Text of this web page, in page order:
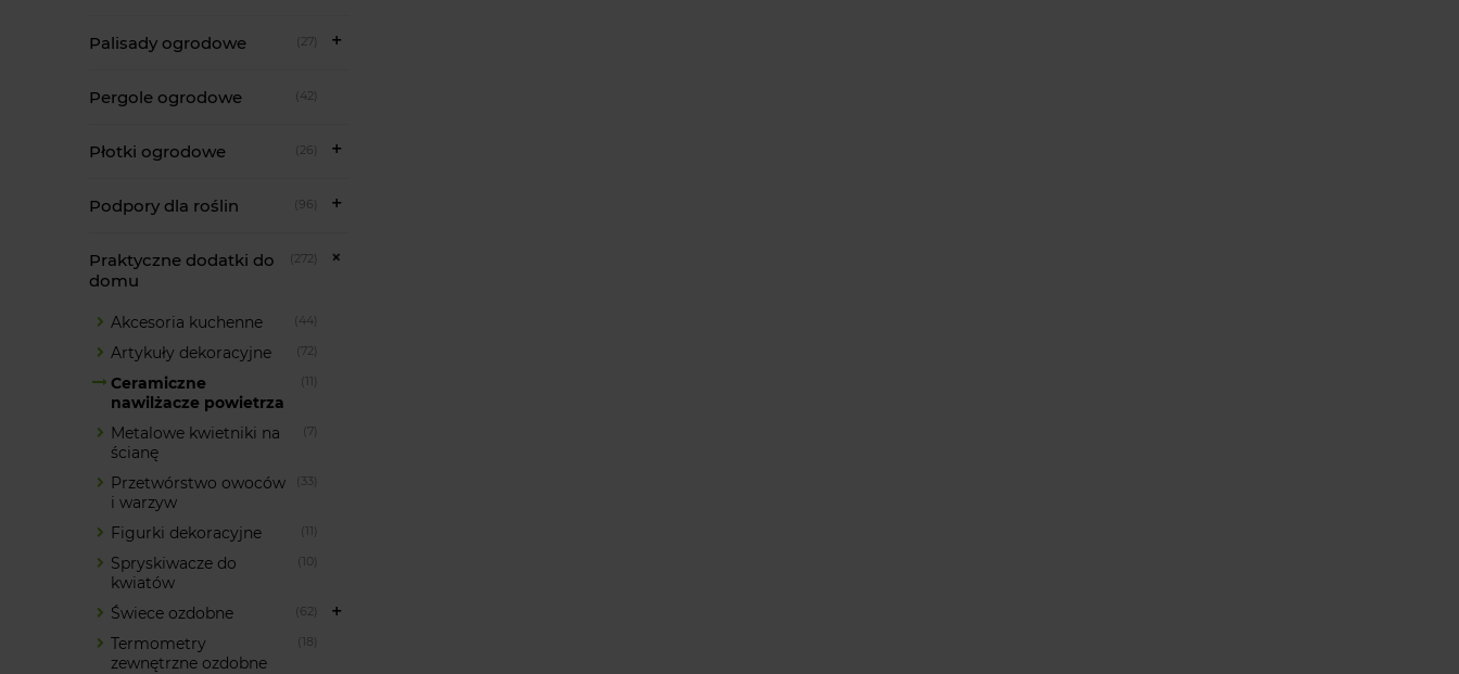
Palisady ogrodowe (27)
Pergole ogrodowe (42)
Płotki ogrodowe (26)
Podpory dla roślin (96)
Praktyczne dodatki do
domu
(272)
Akcesoria kuchenne (44)
Artykuły dekoracyjne (72)
Ceramiczne
nawilżacze powietrza
(11)
Metalowe kwietniki na
ścianę
(7)
Przetwórstwo owoców
i warzyw
(33)
Figurki dekoracyjne (11)
Spryskiwacze do
kwiatów
(10)
Świece ozdobne (62)
Termometry
zewnętrzne ozdobne
(18)